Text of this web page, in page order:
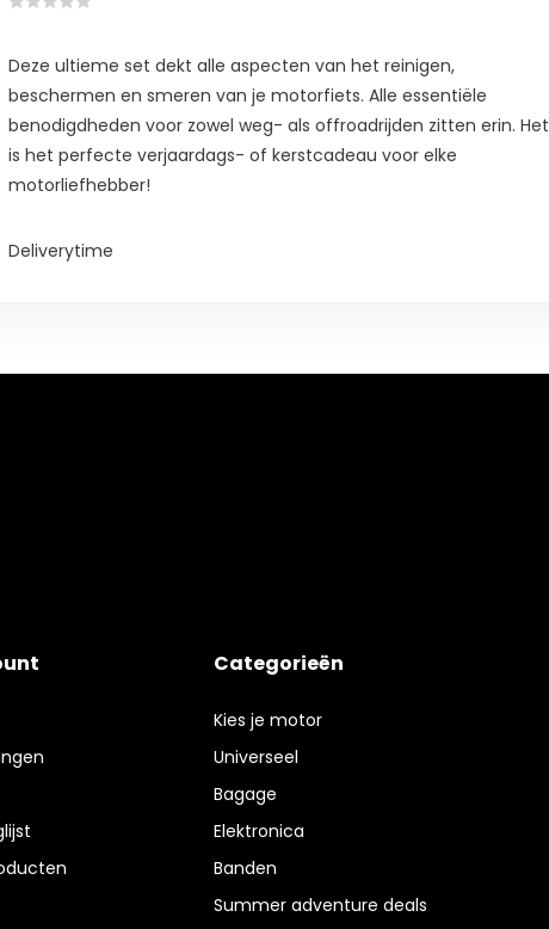
Deze ultieme set dekt alle aspecten van het reinigen,
beschermen en smeren van je motorfiets. Alle essentiële
benodigdheden voor zowel weg- als offroadrijden zitten erin. Het
is het perfecte verjaardags- of kerstcadeau voor elke
motorliefhebber!
Deliverytime
Categorieën
Kies je motor
Universeel
Bagage
Elektronica
Banden
Summer adventure deals